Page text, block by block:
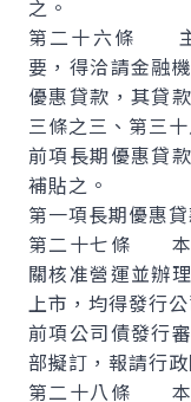
之。
第二十六條 主
要，得洽請金融
優惠貸款，其貸
三條之三、第三
前項長期優惠貸
補貼之。
第一項長期優惠
第二十七條 本
關核准營運並辦
上市，均得發行公
前項公司債發行
部擬訂，報請行
第二十八條 本